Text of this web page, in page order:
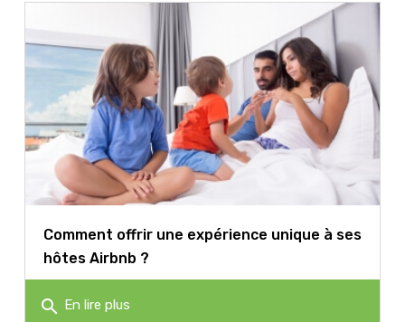
Comment offrir une expérience unique à ses
hôtes Airbnb ?
search En lire plus